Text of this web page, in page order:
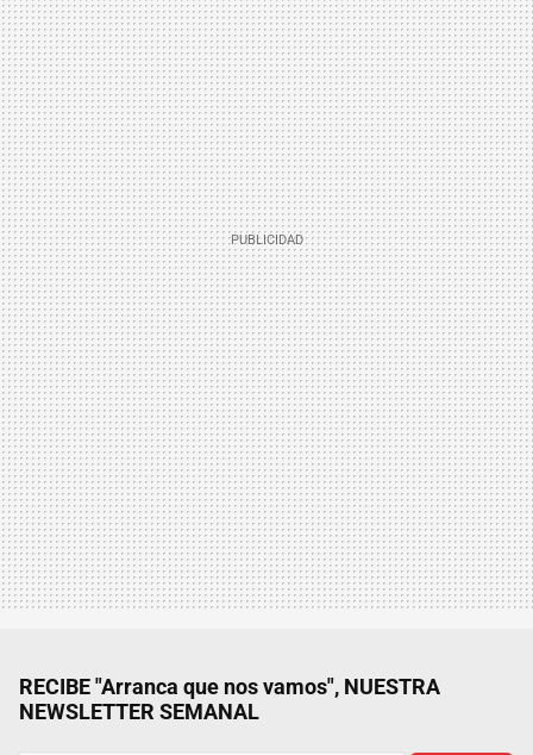
RECIBE "Arranca que nos vamos", NUESTRA
NEWSLETTER SEMANAL